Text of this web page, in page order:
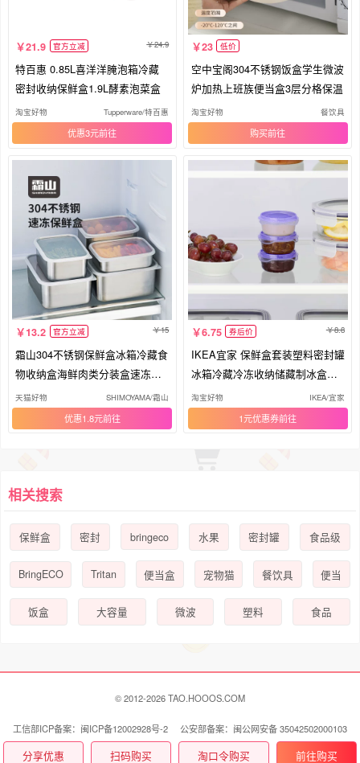
分享优惠 扫码购买 淘口令购买 前往购买
21.9 官方立减 24.9
特百惠 0.85L喜洋洋腌泡箱冷藏
密封收纳保鲜盒1.9L酵素泡菜盒
淘宝好物 Tupperware/特百惠
优惠3元
23 低价
空中宝阁304不锈钢饭盒学生微波
炉加热上班族便当盒3层分格保温
淘宝好物 餐饮具
购买
13.2 官方立减 15
霜山304不锈钢保鲜盒冰箱冷藏食
物收纳盒海鲜肉类分装盒速冻盒
子
天猫好物 SHIMOYAMA/霜山
优惠1.8元
6.75 券后价 8.8
IKEA宜家 保鲜盒套装塑料密封罐
冰箱冷藏冷冻收纳储藏制冰盒小
盒
淘宝好物 IKEA/宜家
1元优惠券
相关搜索
保鲜盒 密封 bringeco 水果 密封罐 食品级
BringECO Tritan 便当盒 宠物猫 餐饮具 便当
饭盒 大容量 微波 塑料 食品
© 2012-2026 TAO.HOOOS.COM
工信部ICP备案：闽ICP备12002928号-2 公安部备案：闽公网安备 35042502000103
号
联系我们 Contact Us